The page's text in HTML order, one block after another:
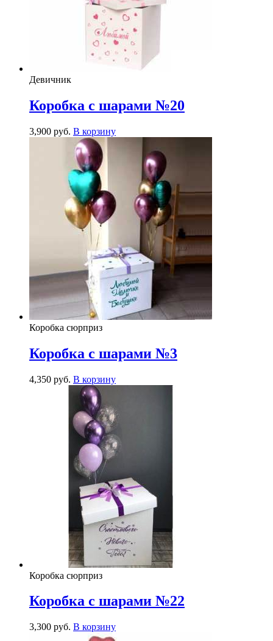
Девичник
Коробка с шарами №20
3,900 руб. В корзину
Коробка сюрприз
Коробка с шарами №3
4,350 руб. В корзину
Коробка сюрприз
Коробка с шарами №22
3,300 руб. В корзину